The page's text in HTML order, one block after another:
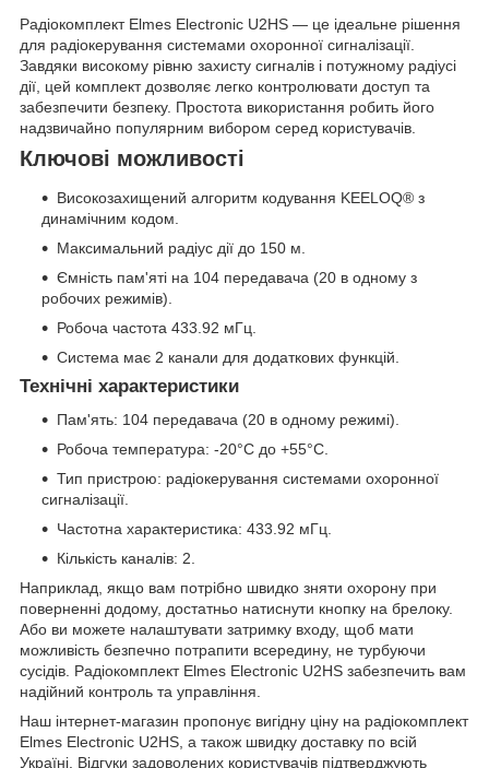
Радіокомплект Elmes Electronic U2HS — це ідеальне рішення
для радіокерування системами охоронної сигналізації.
Завдяки високому рівню захисту сигналів і потужному радіусі
дії, цей комплект дозволяє легко контролювати доступ та
забезпечити безпеку. Простота використання робить його
надзвичайно популярним вибором серед користувачів.
Ключові можливості
Високозахищений алгоритм кодування KEELOQ® з
динамічним кодом.
Максимальний радіус дії до 150 м.
Ємність пам'яті на 104 передавача (20 в одному з
робочих режимів).
Робоча частота 433.92 мГц.
Система має 2 канали для додаткових функцій.
Технічні характеристики
Пам'ять: 104 передавача (20 в одному режимі).
Робоча температура: -20°C до +55°C.
Тип пристрою: радіокерування системами охоронної
сигналізації.
Частотна характеристика: 433.92 мГц.
Кількість каналів: 2.
Наприклад, якщо вам потрібно швидко зняти охорону при
поверненні додому, достатньо натиснути кнопку на брелоку.
Або ви можете налаштувати затримку входу, щоб мати
можливість безпечно потрапити всередину, не турбуючи
сусідів. Радіокомплект Elmes Electronic U2HS забезпечить вам
надійний контроль та управління.
Наш інтернет-магазин пропонує вигідну ціну на радіокомплект
Elmes Electronic U2HS, а також швидку доставку по всій
Україні. Відгуки задоволених користувачів підтверджують